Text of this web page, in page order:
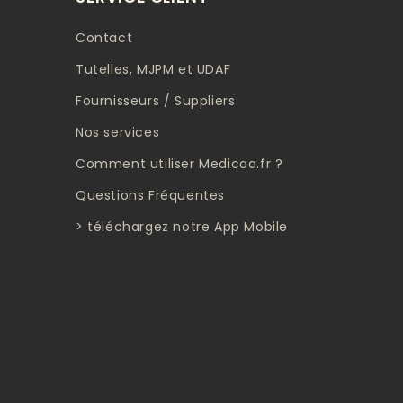
Contact
Tutelles, MJPM et UDAF
Fournisseurs / Suppliers
Nos services
Comment utiliser Medicaa.fr ?
Questions Fréquentes
> téléchargez notre App Mobile